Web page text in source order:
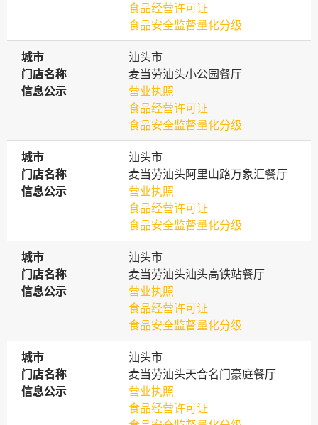
食品经营许可证
食品安全监督量化分级
城市
城市
汕头市
门店名称
门店名称
麦当劳汕头小公园餐厅
信息公示
信息公示
营业执照
食品经营许可证
食品安全监督量化分级
城市
城市
汕头市
门店名称
门店名称
麦当劳汕头阿里山路万象汇餐厅
信息公示
信息公示
营业执照
食品经营许可证
食品安全监督量化分级
城市
城市
汕头市
门店名称
门店名称
麦当劳汕头汕头高铁站餐厅
信息公示
信息公示
营业执照
食品经营许可证
食品安全监督量化分级
城市
城市
汕头市
门店名称
门店名称
麦当劳汕头天合名门豪庭餐厅
信息公示
信息公示
营业执照
食品经营许可证